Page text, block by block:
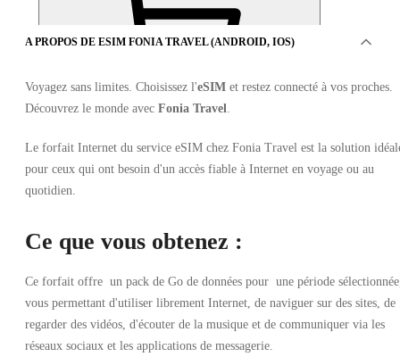
eSIM Fonia Travel (Android, iOS) 5 Go 30 jours
TURQUIE
Fonia Travel
A PROPOS DE ESIM FONIA TRAVEL (ANDROID, IOS)
Voyagez sans limites. Choisissez l'eSIM et restez connecté à vos proches.
Découvrez le monde avec Fonia Travel
Le forfait Internet du service eSIM chez Fonia Travel est la solution
pour ceux qui ont besoin d'un accès fiable à Internet en voyage ou au
quotidien.
Ce que vous obtenez :
Ce forfait offre un pack de Go de données pour une période
vous permettant d'utiliser librement Internet, de naviguer sur des sites, de
regarder des vidéos, d'écouter de la musique et de communiquer via les
réseaux sociaux et les applications de messagerie.